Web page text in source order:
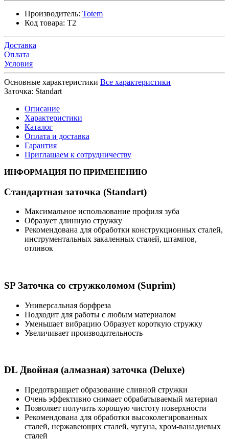
Производитель: Totem
Код товара: T2
Доставка
Оплата
Условия
Основные характеристики Все характеристики
Заточка: Standart
Описание
Характеристики
Каталог
Оплата и доставка
Гарантия
Приглашаем к сотрудничеству
ИНФОРМАЦИЯ ПО ПРИМЕНЕНИЮ
Стандартная заточка (Standart)
Максимальное использование профиля зуба
Образует длинную стружку
Рекомендована для обработки конструкционных сталей,
инструментальных закаленных сталей, штампов,
отливок
SP Заточка со стружколомом (Suprim)
Универсальная борфреза
Подходит для работы с любым материалом
Уменьшает вибрацию Образует короткую стружку
Увеличивает производительность
DL Двойная (алмазная) заточка (Deluxe)
Предотвращает образование сливной стружки
Очень эффективно снимает обрабатываемый материал
Позволяет получить хорошую чистоту поверхности
Рекомендована для обработки высоколегированных
сталей, нержавеющих сталей, чугуна, хром-ванадиевых
сталей